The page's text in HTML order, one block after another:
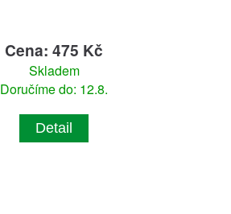
Cena: 475 Kč
Skladem
Doručíme do: 12.8.
Detail